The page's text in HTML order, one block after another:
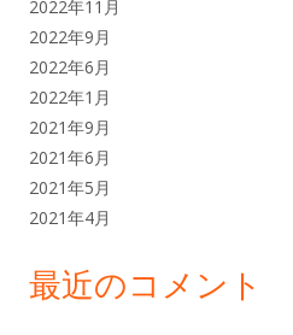
2022年11月
2022年9月
2022年6月
2022年1月
2021年9月
2021年6月
2021年5月
2021年4月
最近のコメント